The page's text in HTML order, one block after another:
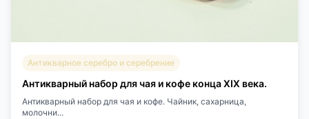
Антикварное серебро и серебрение
Антикварный набор для чая и кофе конца XIX века.
Антикварный набор для чая и кофе. Чайник, сахарница,
молочни...